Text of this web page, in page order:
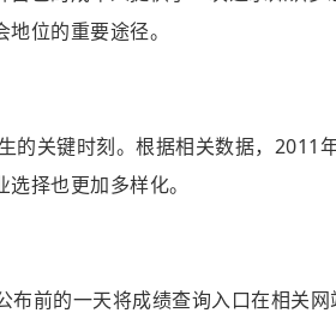
位的重要途径。
的关键时刻。根据相关数据，2011
择也更加多样化。
前的一天将成绩查询入口在相关网